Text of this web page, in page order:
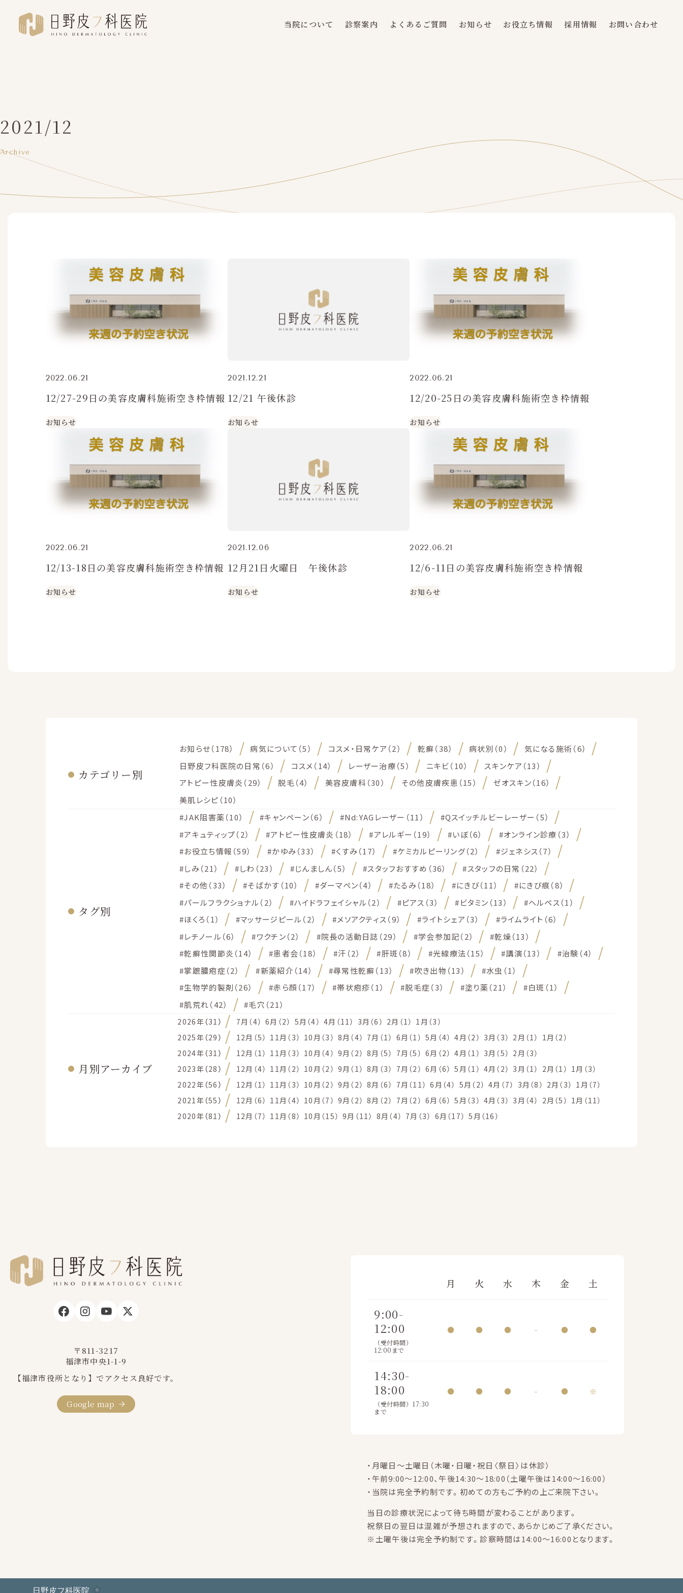
当院について 診察案内 よくあるご質問 お知らせ お役立ち情報 採用情報 お問い合わせ
2021/12
Archive
2022.06.21
12/27-29日の美容皮膚科施術空き枠情報
お知らせ
2021.12.21
12/21 午後休診
お知らせ
2022.06.21
12/20-25日の美容皮膚科施術空き枠情報
お知らせ
2022.06.21
12/13-18日の美容皮膚科施術空き枠情報
お知らせ
2021.12.06
12月21日火曜日 午後休診
お知らせ
2022.06.21
12/6-11日の美容皮膚科施術空き枠情報
お知らせ
カテゴリー別
お知らせ（178） 病気について（5） コスメ・日常ケア（2） 乾癬（38） 病状別（0）
気になる施術（6）
日野皮フ科医院の日常（6）
コスメ（14） レーザー治療（5） ニキビ（10）
スキンケア（13）
アトピー性皮膚炎（29）
脱毛（4） 美容皮膚科（30） その他皮膚疾患（15）
ゼオスキン（16）
美肌レシピ（10）
タグ別
#JAK阻害薬（10） #キャンペーン（6） #Nd:YAGレーザー（11）
#Qスイッチルビーレーザー（5）
#アキュティップ（2）
#アトピー性皮膚炎（18） #アレルギー（19） #いぼ（6）
#オンライン診療（3）
#お役立ち情報（59）
#かゆみ（33） #くすみ（17） #ケミカルピーリング（2）
#ジェネシス（7）
#しみ（21）
#しわ（23） #じんましん（5） #スタッフおすすめ（36）
#スタッフの日常（22）
#その他（33）
#そばかす（10） #ダーマペン（4） #たるみ（18） #にきび（11）
#にきび痕（8）
#パールフラクショナル（2）
#ハイドラフェイシャル（2） #ピアス（3） #ビタミン（13）
#ヘルペス（1）
#ほくろ（1）
#マッサージピール（2） #メソアクティス（9） #ライトシェア（3）
#ライムライト（6）
#レチノール（6）
#ワクチン（2） #院長の活動日誌（29） #学会参加記（2）
#乾燥（13）
#乾癬性関節炎（14）
#患者会（18） #汗（2） #肝斑（8） #光線療法（15） #講演（13）
#治験（4）
#掌蹠膿疱症（2）
#新薬紹介（14） #尋常性乾癬（13） #吹き出物（13）
#水虫（1）
#生物学的製剤（26）
#赤ら顔（17） #帯状疱疹（1） #脱毛症（3） #塗り薬（21）
#白斑（1）
#肌荒れ（42）
#毛穴（21）
月別アーカイブ
2026年（31） 7月（4） 6月（2） 5月（4） 4月（11） 3月（6） 2月（1） 1月（3）
2025年（29）
12月（5） 11月（3） 10月（3） 8月（4） 7月（1） 6月（1） 5月（4） 4月（2） 3月（3） 2月（1） 1月（2）
2024年（31）
12月（1） 11月（3） 10月（4） 9月（2） 8月（5） 7月（5） 6月（2） 4月（1） 3月（5） 2月（3）
2023年（28）
12月（4） 11月（2） 10月（2） 9月（1） 8月（3） 7月（2） 6月（6） 5月（1） 4月（2） 3月（1） 2月（1） 1月（3）
2022年（56）
12月（1） 11月（3） 10月（2） 9月（2） 8月（6） 7月（11） 6月（4） 5月（2） 4月（7） 3月（8） 2月（3） 1月（7）
2021年（55）
12月（6） 11月（4） 10月（7） 9月（2） 8月（2） 7月（2） 6月（6） 5月（3） 4月（3） 3月（4） 2月（5） 1月（11）
2020年（81）
12月（7） 11月（8） 10月（15） 9月（11） 8月（4） 7月（3） 6月（17） 5月（16）
〒811-3217
福津市中央1-1-9
【福津市役所となり】でアクセス良好です。
Google map
月 火 水 木 金 土
9:00-
12:00
（受付時間）
12:00まで
● ● ● - ● ●
14:30-
18:00
（受付時間）17:30
まで
● ● ● - ● ※
・月曜日～土曜日（木曜・日曜・祝日〈祭日〉は休診）
・午前9:00～12:00、午後14:30～18:00（土曜午後は14:00～16:00）
・当院は完全予約制です。初めての方もご予約の上ご来院下さい。
当日の診療状況によって待ち時間が変わることがあります。
祝祭日の翌日は混雑が予想されますので、あらかじめご了承ください。
※土曜午後は完全予約制です。診察時間は14:00～16:00となります。